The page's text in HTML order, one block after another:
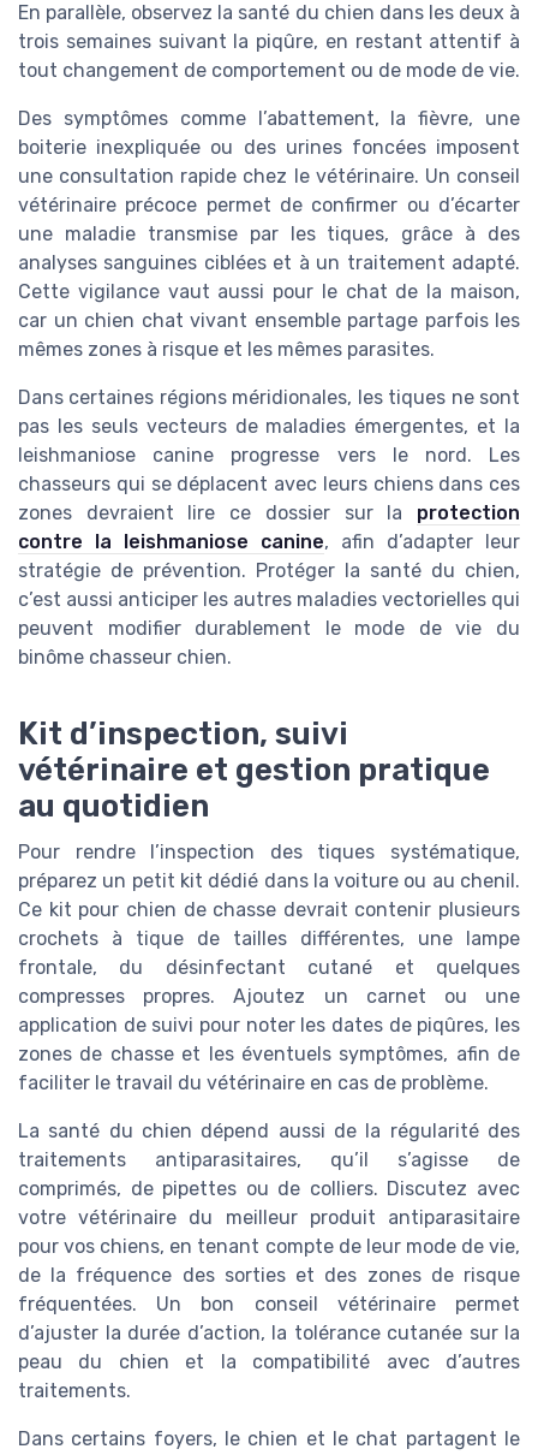
En parallèle, observez la santé du chien dans les deux à
trois semaines suivant la piqûre, en restant attentif à
tout changement de comportement ou de mode de vie.
Des symptômes comme l’abattement, la fièvre, une
boiterie inexpliquée ou des urines foncées imposent
une consultation rapide chez le vétérinaire. Un conseil
vétérinaire précoce permet de confirmer ou d’écarter
une maladie transmise par les tiques, grâce à des
analyses sanguines ciblées et à un traitement adapté.
Cette vigilance vaut aussi pour le chat de la maison,
car un chien chat vivant ensemble partage parfois les
mêmes zones à risque et les mêmes parasites.
Dans certaines régions méridionales, les tiques ne sont
pas les seuls vecteurs de maladies émergentes, et la
leishmaniose canine progresse vers le nord. Les
chasseurs qui se déplacent avec leurs chiens dans ces
zones devraient lire ce dossier sur la protection
contre la leishmaniose canine, afin d’adapter leur
stratégie de prévention. Protéger la santé du chien,
c’est aussi anticiper les autres maladies vectorielles qui
peuvent modifier durablement le mode de vie du
binôme chasseur chien.
Kit d’inspection, suivi
vétérinaire et gestion pratique
au quotidien
Pour rendre l’inspection des tiques systématique,
préparez un petit kit dédié dans la voiture ou au chenil.
Ce kit pour chien de chasse devrait contenir plusieurs
crochets à tique de tailles différentes, une lampe
frontale, du désinfectant cutané et quelques
compresses propres. Ajoutez un carnet ou une
application de suivi pour noter les dates de piqûres, les
zones de chasse et les éventuels symptômes, afin de
faciliter le travail du vétérinaire en cas de problème.
La santé du chien dépend aussi de la régularité des
traitements antiparasitaires, qu’il s’agisse de
comprimés, de pipettes ou de colliers. Discutez avec
votre vétérinaire du meilleur produit antiparasitaire
pour vos chiens, en tenant compte de leur mode de vie,
de la fréquence des sorties et des zones de risque
fréquentées. Un bon conseil vétérinaire permet
d’ajuster la durée d’action, la tolérance cutanée sur la
peau du chien et la compatibilité avec d’autres
traitements.
Dans certains foyers, le chien et le chat partagent le